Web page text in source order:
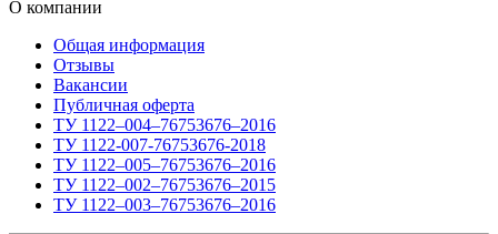
О компании
Общая информация
Отзывы
Вакансии
Публичная оферта
ТУ 1122–004–76753676–2016
ТУ 1122-007-76753676-2018
ТУ 1122–005–76753676–2016
ТУ 1122–002–76753676–2015
ТУ 1122–003–76753676–2016